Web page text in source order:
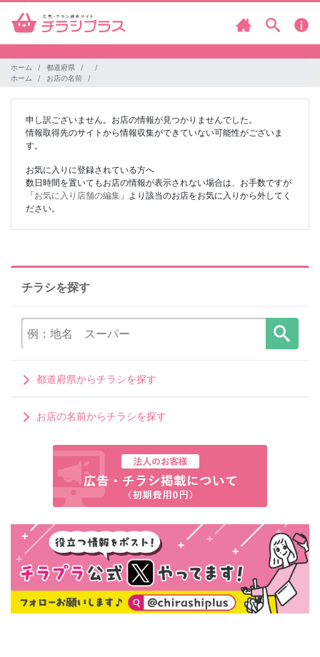
ホーム
都道府県
ホーム
お店の名前
申し訳ございません。お店の情報が見つかりませんでした。
情報取得先のサイトから情報収集ができていない可能性がございま
す。
お気に入りに登録されている方へ
数日時間を置いてもお店の情報が表示されない場合は、お手数ですが
「お気に入り店舗の編集 」より該当のお店をお気に入りから外してく
ださい。
チラシを探す
都道府県からチラシを探す
お店の名前からチラシを探す